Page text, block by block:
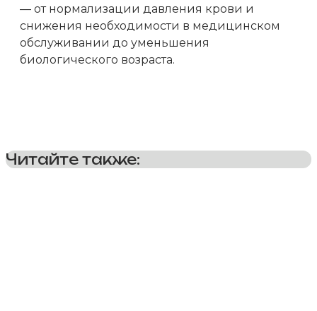
— от нормализации давления крови и
снижения необходимости в медицинском
обслуживании до уменьшения
биологического возраста.
Читайте также: